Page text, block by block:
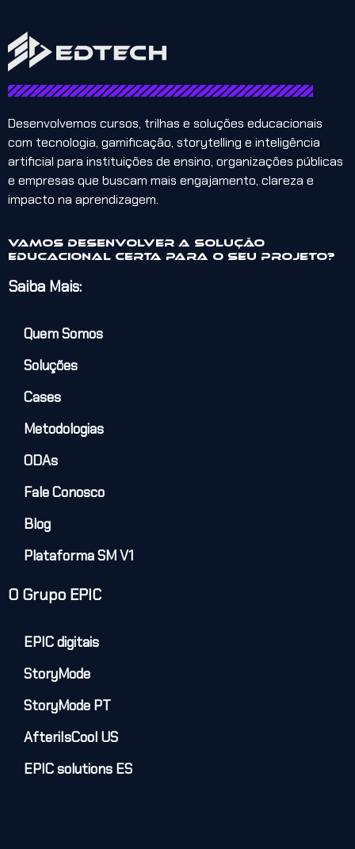
Desenvolvemos cursos, trilhas e soluções educacionais
com tecnologia, gamificação, storytelling e inteligência
artificial para instituições de ensino, organizações públicas
e empresas que buscam mais engajamento, clareza e
impacto na aprendizagem.
Vamos desenvolver a solução
educacional certa para o seu projeto?
Saiba Mais:
Quem Somos
Soluções
Cases
Metodologias
ODAs
Fale Conosco
Blog
Plataforma SM V1
O Grupo EPIC
EPIC digitais
StoryMode
StoryMode PT
AfteriIsCool US
EPIC solutions ES